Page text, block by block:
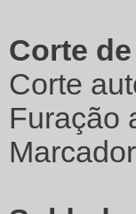
Corte
Corte
Furação